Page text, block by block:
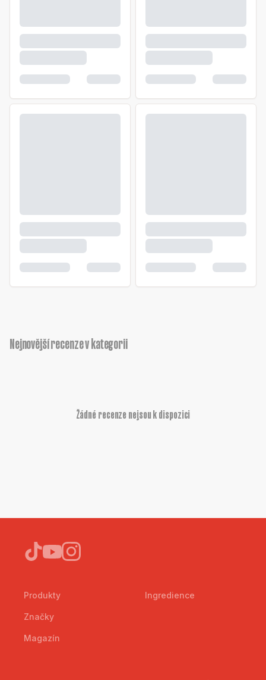
Nejnovější recenze v kategorii
Žádné recenze nejsou k dispozici
Produkty
Značky
Magazín
Ingredience